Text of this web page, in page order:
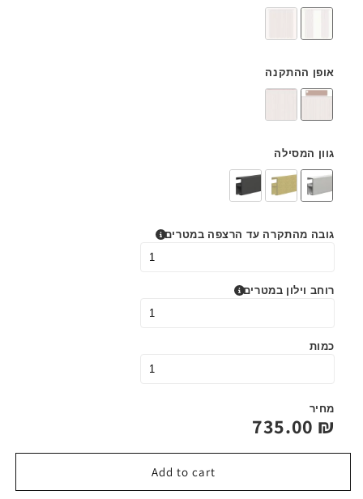
אופן ההתקנה
גוון המסילה
גובה מהתקרה עד הרצפה במטרים
רוחב וילון במטרים
כמות
מחיר
₪
735.00
Add to cart